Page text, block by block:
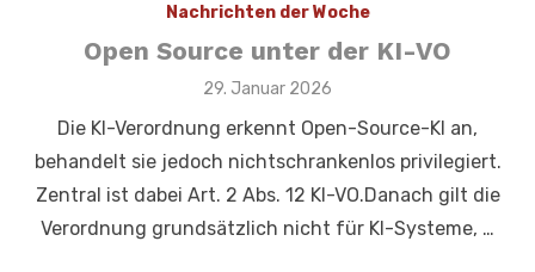
Nachrichten der Woche
Open Source unter der KI-VO
Veröffentlicht
29. Januar 2026
Die KI-Verordnung erkennt Open-Source-KI an,
behandelt sie jedoch nichtschrankenlos privilegiert.
Zentral ist dabei Art. 2 Abs. 12 KI-VO.Danach gilt die
Verordnung grundsätzlich nicht für KI-Systeme, …